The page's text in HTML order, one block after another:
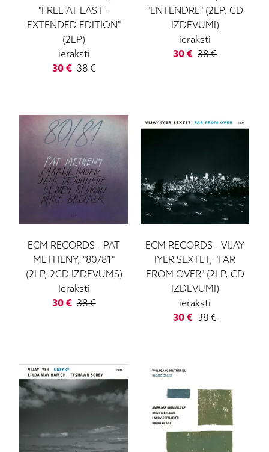
"FREE AT LAST -
EXTENDED EDITION"
(2LP)
ieraksti
30€ 38€
"ENTENDRE" (2LP, CD
IZDEVUMI)
ieraksti
30 € 38€
ECM RECORDS - PAT
METHENY, "80/81"
(2LP, 2CD IZDEVUMS)
Ieraksti
30€ 38€
ECM RECORDS -VIJAY
IYER SEXTET, "FAR
FROM OVER" (2LP, CD
IZDEVUMI)
ieraksti
30 € 38€